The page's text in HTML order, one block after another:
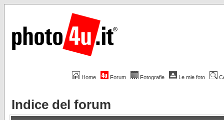
Home Forum Fotografie Le mie foto
Indice del forum